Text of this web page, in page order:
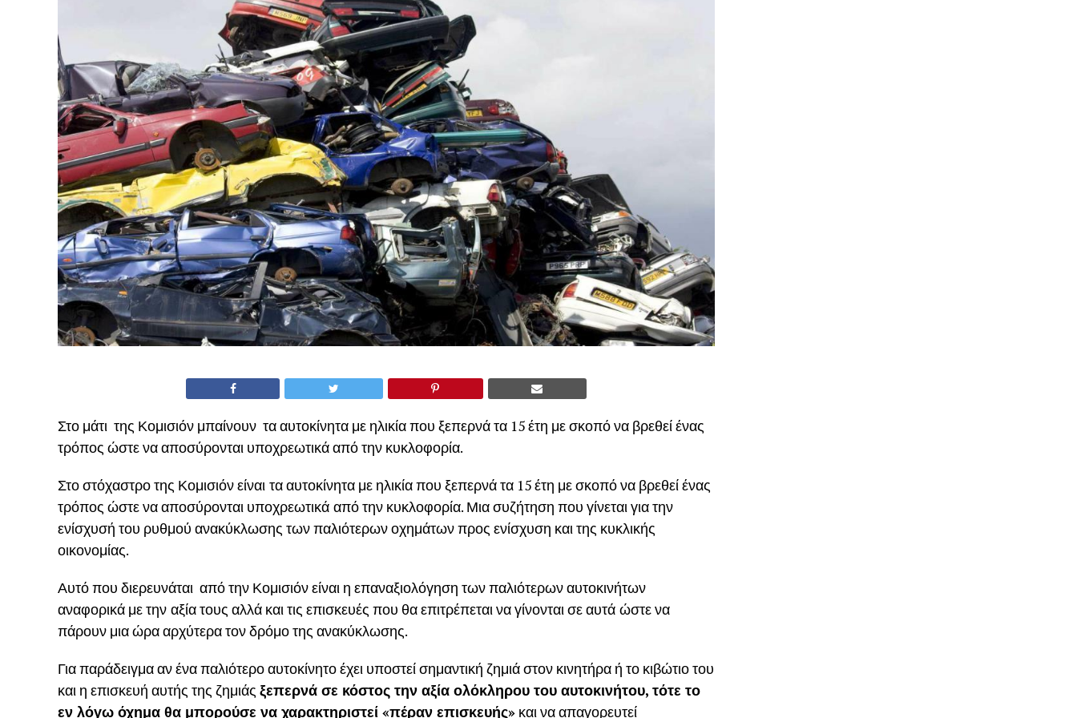
Στο μάτι της Κομισιόν μπαίνουν τα αυτοκίνητα με ηλικία που ξεπερνά τα 15 έτη με σκοπό να βρεθεί ένας
τρόπος ώστε να αποσύρονται υποχρεωτικάαπό την κυκλοφορία.
Στο στόχαστρο της Κομισιόν είναι τα αυτοκίνητα με ηλικία που ξεπερνά τα 15 έτη με σκοπό να βρεθεί ένας
τρόπος ώστε να αποσύρονται υποχρεωτικά από την κυκλοφορία. Μια συζήτηση που γίνεται για την
ενίσχυσή του ρυθμού ανακύκλωσης των παλιότερων οχημάτων προς ενίσχυση και της κυκλικής
οικονομίας.
Αυτό που διερευνάται από την Κομισιόν είναι η επαναξιολόγηση των παλιότερων αυτοκινήτων
αναφορικά με την αξία τους αλλά και τις επισκευές που θα επιτρέπεται να γίνονται σε αυτά ώστε να
πάρουν μια ώρα αρχύτερα τον δρόμο της ανακύκλωσης.
Για παράδειγμα αν ένα παλιότερο αυτοκίνητο έχει υποστεί σημαντική ζημιά στον κινητήρα ή το κιβώτιο του
και η επισκευή αυτής της ζημιάς ξεπερνά σε κόστος την αξία ολόκληρου του αυτοκινήτου, τότε το
εν λόγω όχημα θα μπορούσε να χαρακτηριστεί «πέραν επισκευής» και να απαγορευτεί